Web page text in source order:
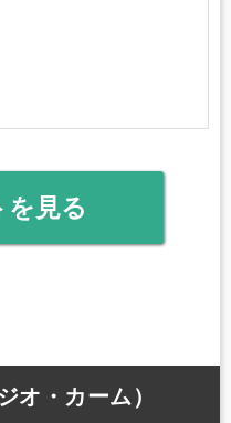
を見る
・カーム）